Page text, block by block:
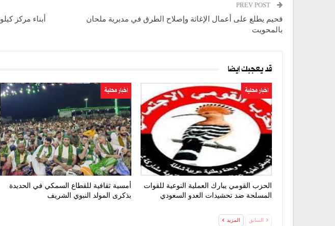
قحيم يطلع على أعمال الإغاثة وإصلاح الطرق في مديرية ملحان
بالمحويت
أبناء مركز كيلو 16 بالحديدة يحيون ذكرى المولد النبوي الشريف
قد يعجبك ايضا
اخبار محلية
الحزب القومي يبارك العملية النوعية للقوات
المسلحة ضد تحشيدات العدو السعودي
اخبار محلية
أمسية ثقافية للقطاع السمكي في الحديدة
بذكرى المولد النبوي الشريف
السابق المزيد